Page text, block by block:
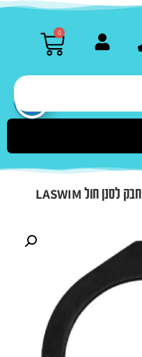
0
חבק לסנן חול LASWIM